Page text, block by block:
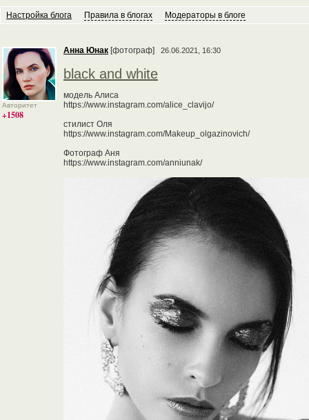
Настройка блога Правила в блогах Модераторы в блоге
Авторитет
+1508
Анна Юнак [фотограф] 26.06.2021, 16:30
black and white
модель Алиса
https://www.instagram.com/alice_clavijo/
стилист Оля
https://www.instagram.com/Makeup_olgazinovich/
Фотограф Аня
https://www.instagram.com/anniunak/